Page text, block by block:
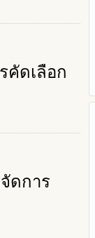
คัดเลือก
ดการ